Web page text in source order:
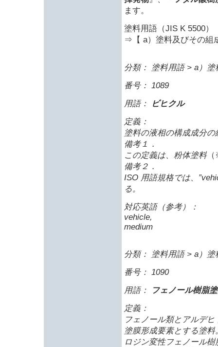
ます。
塗料用語（JIS K 5500）
⇒【 a）塗料及びその組
分類： 塗料用語 > a）
番号： 1089
用語：
ビヒクル
定義：
塗料の液相の構成成分の
備考１．
この定義は、粉体塗料（
備考２．
ISO 用語規格では、
る。
対応英語（参考）：
vehicle,
medium
分類： 塗料用語 > a）
番号： 1090
用語：
フェノール樹脂
定義：
フェノール類とアルデ
塗膜形成要素とする塗料
ロジン変性フェノール